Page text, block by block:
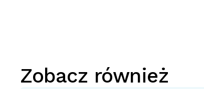
Zobacz również